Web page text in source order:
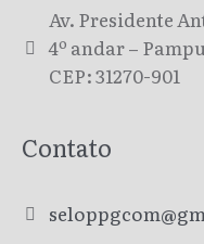
Av. Presidente
4º andar –
CEP: 31270-901
Contato